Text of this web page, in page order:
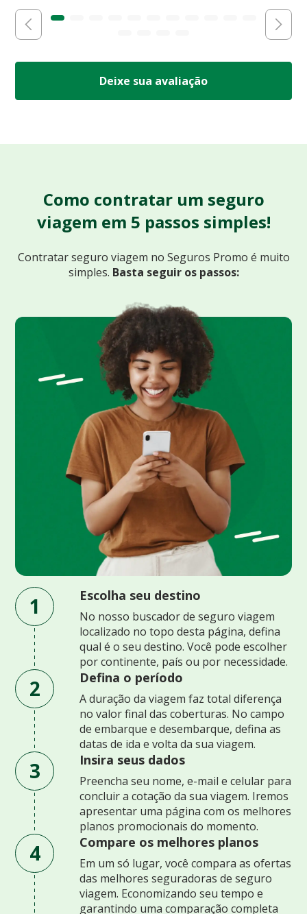
Deixe sua avaliação
Como contratar um seguro
viagem em 5 passos simples!
Contratar seguro viagem no Seguros Promo é muito
simples. Basta seguir os passos:
1 Escolha seu destino
No nosso buscador de seguro viagem
localizado no topo desta página, defina
qual é o seu destino. Você pode escolher
por continente, país ou por necessidade.
2 Defina o período
A duração da viagem faz total diferença
no valor final das coberturas. No campo
de embarque e desembarque, defina as
datas de ida e volta da sua viagem.
3 Insira seus dados
Preencha seu nome, e-mail e celular para
concluir a cotação da sua viagem. Iremos
apresentar uma página com os melhores
planos promocionais do momento.
4 Compare os melhores planos
Em um só lugar, você compara as ofertas
das melhores seguradoras de seguro
viagem. Economizando seu tempo e
garantindo uma comparação completa